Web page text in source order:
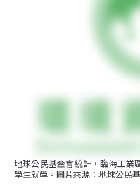
地球公民基金會統計，臨海工業
學生就學。圖片來源：地球公民